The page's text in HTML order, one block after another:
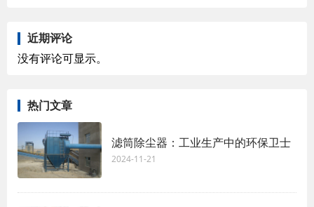
近期评论
没有评论可显示。
热门文章
滤筒除尘器：工业生产中的环保卫士
2024-11-21